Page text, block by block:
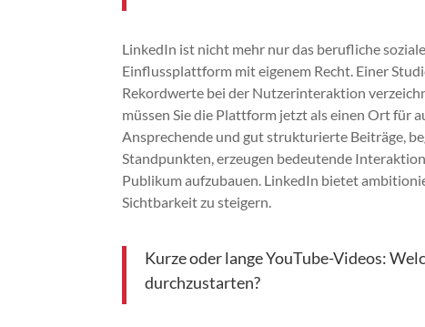
LinkedIn ist nicht mehr nur das berufliche
Einflussplattform mit eigenem Recht. Einer
Rekordwerte bei der Nutzerinteraktion
müssen Sie die Plattform jetzt als einen Ort für
Ansprechende und gut strukturierte Beiträge,
Standpunkten, erzeugen bedeutende
Publikum aufzubauen. LinkedIn bietet
Sichtbarkeit zu steigern.
Kurze oder lange YouTube-Videos:
durchzustarten?